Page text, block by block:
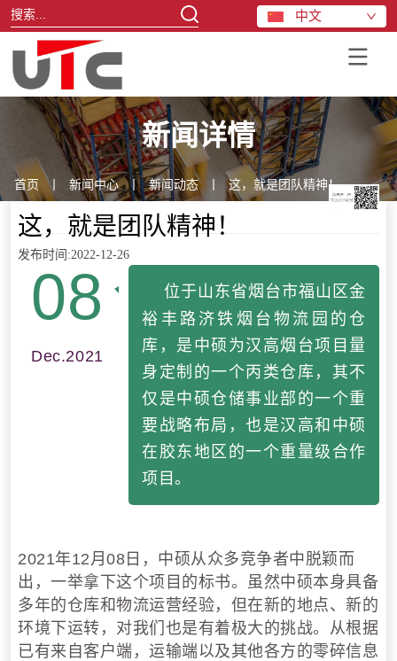
中文
新闻详情
首页 丨 新闻中心 丨 新闻动态 这，就是团队精神！
这，就是团队精神！
发布时间:2022-12-26
08
Dec.2021
位于山东省烟台市福山区金
裕丰路济铁烟台物流园的仓
库，是中硕为汉高烟台项目量
身定制的一个丙类仓库，其不
仅是中硕仓储事业部的一个重
要战略布局，也是汉高和中硕
在胶东地区的一个重量级合作
项目。
2021年12月08日， 中硕从众多竞争者中脱颖而
出，一举拿下这个项目的标书。 虽然中硕本身具备
多年的仓库和物流运营经验，但在新的地点、新的
环境下运转，对我们也是有着极大的挑战。 从根据
已有来自客户端，运输端以及其他各方的零碎信息